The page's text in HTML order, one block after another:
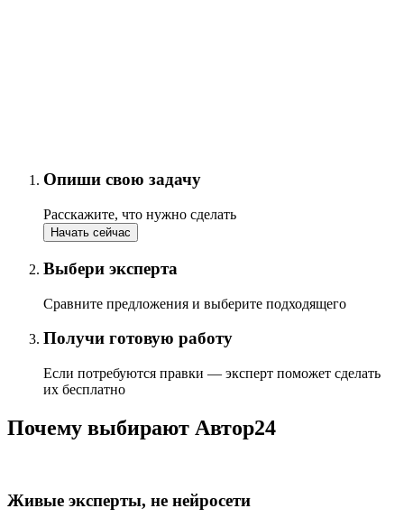
Опиши свою задачу
Расскажите, что нужно сделать
Начать сейчас
Выбери эксперта
Сравните предложения и выберите подходящего
Получи готовую работу
Если потребуются правки — эксперт поможет сделать
их бесплатно
Почему выбирают Автор24
Живые эксперты, не нейросети